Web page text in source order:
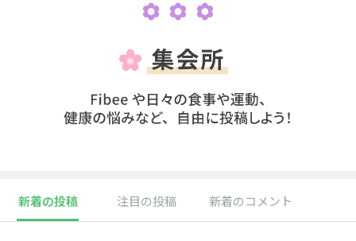
新着の投稿 注目の投稿 新着のコメント